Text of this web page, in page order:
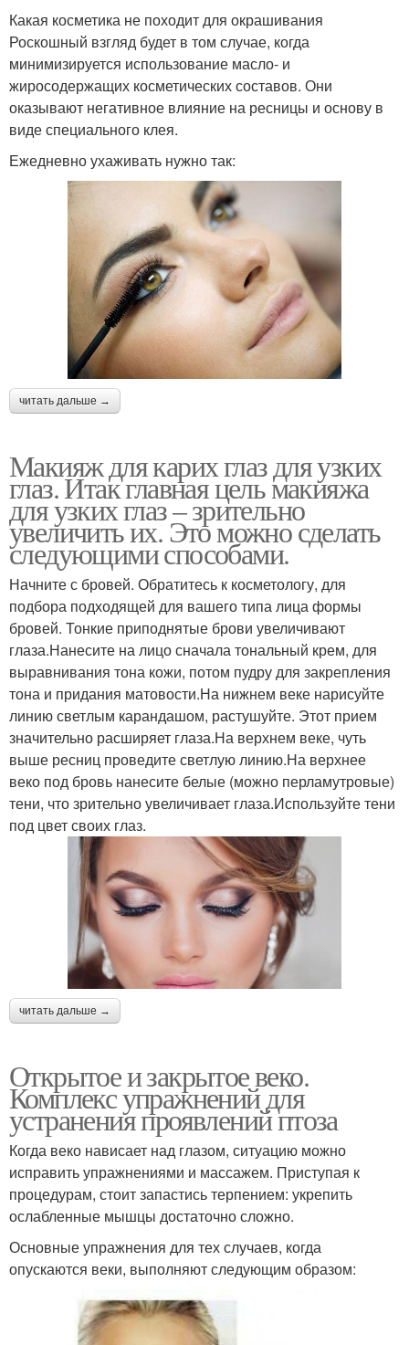
Какая косметика не походит для окрашивания
Роскошный взгляд будет в том случае, когда
минимизируется использование масло- и
жиросодержащих косметических составов. Они
оказывают негативное влияние на ресницы и основу в
виде специального клея.
Ежедневно ухаживать нужно так:
читать дальше →
Макияж для карих глаз для узких
глаз. Итак главная цель макияжа
для узких глаз – зрительно
увеличить их. Это можно сделать
следующими способами.
Начните с бровей. Обратитесь к косметологу, для
подбора подходящей для вашего типа лица формы
бровей. Тонкие приподнятые брови увеличивают
глаза.Нанесите на лицо сначала тональный крем, для
выравнивания тона кожи, потом пудру для закрепления
тона и придания матовости.На нижнем веке нарисуйте
линию светлым карандашом, растушуйте. Этот прием
значительно расширяет глаза.На верхнем веке, чуть
выше ресниц проведите светлую линию.На верхнее
веко под бровь нанесите белые (можно перламутровые)
тени, что зрительно увеличивает глаза.Используйте тени
под цвет своих глаз.
читать дальше →
Открытое и закрытое веко.
Комплекс упражнений для
устранения проявлений птоза
Когда веко нависает над глазом, ситуацию можно
исправить упражнениями и массажем. Приступая к
процедурам, стоит запастись терпением: укрепить
ослабленные мышцы достаточно сложно.
Основные упражнения для тех случаев, когда
опускаются веки, выполняют следующим образом: